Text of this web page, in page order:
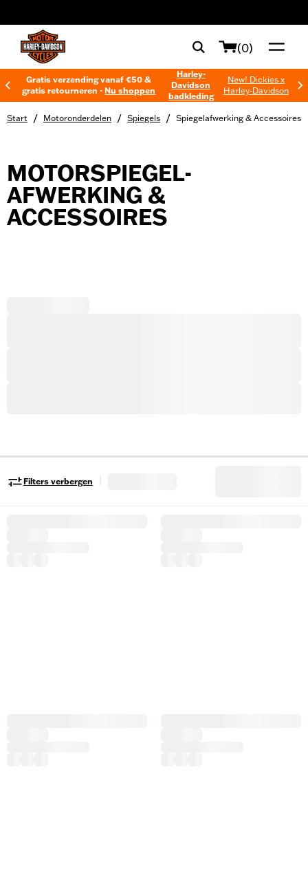
(0)
Gratis verzending vanaf €50 &
gratis retourneren -Nu shoppen
Harley-
Davidson
badkleding
New! Dickies x
Harley-Davidson
Start / Motoronderdelen / Spiegels / Spiegelafwerking & Accessoires
MOTORSPIEGEL-
AFWERKING &
ACCESSOIRES
Filters verbergen